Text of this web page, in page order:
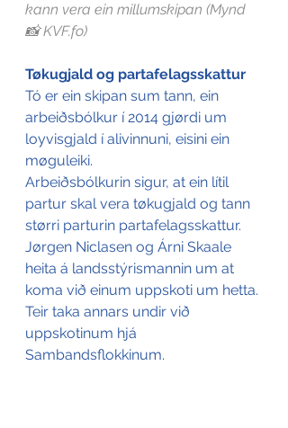
kann vera ein millumskipan (Mynd
📸 KVF.fo)
Tøkugjald og partafelagsskattur
Tó er ein skipan sum tann, ein
arbeiðsbólkur í 2014 gjørdi um
loyvisgjald í alivinnuni, eisini ein
møguleiki.
Arbeiðsbólkurin sigur, at ein lítil
partur skal vera tøkugjald og tann
størri parturin partafelagsskattur.
Jørgen Niclasen og Árni Skaale
heita á landsstýrismannin um at
koma við einum uppskoti um hetta.
Teir taka annars undir við
uppskotinum hjá
Sambandsflokkinum.